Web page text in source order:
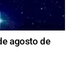
agosto de